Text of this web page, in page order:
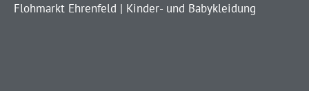
Flohmarkt Ehrenfeld | Kinder- und Babykleidung